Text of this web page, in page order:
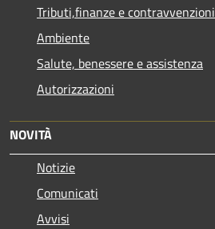
Tributi,finanze e contravvenzioni
Ambiente
Salute, benessere e assistenza
Autorizzazioni
NOVITÀ
Notizie
Comunicati
Avvisi